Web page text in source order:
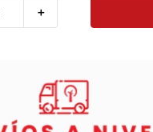
＋